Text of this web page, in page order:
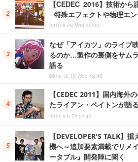
【CEDEC 2016】技術か
─特殊エフェクトや物理エ
2016.8.29 Mon 10:00
なぜ「アイカツ」のライブ
るのか…製作の裏側をサム
語る
2014.12.10 Wed 12:45
【CEDEC 2011】国内海外
たライアン・ペイトンが語
2011.9.9 Fri 12:40
【DEVELOPER'S TALK】
機へ～追加要素満載でリメ
ータブル』開発陣に聞く